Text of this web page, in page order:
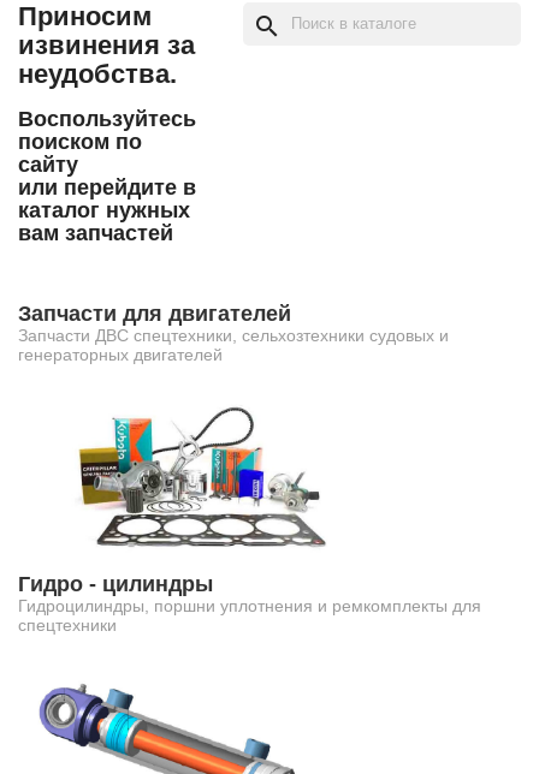
Приносим
извинения за
неудобства.
Воспользуйтесь
поиском по
сайту
или перейдите в
каталог нужных
вам запчастей
search
Запчасти для двигателей
Запчасти ДВС спецтехники, сельхозтехники судовых и
генераторных двигателей
Гидро - цилиндры
Гидроцилиндры, поршни уплотнения и ремкомплекты для
спецтехники